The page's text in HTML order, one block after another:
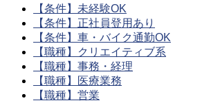
【条件】未経験OK
【条件】正社員登用あり
【条件】車・バイク通勤OK
【職種】クリエイティブ系
【職種】事務・経理
【職種】医療業務
【職種】営業